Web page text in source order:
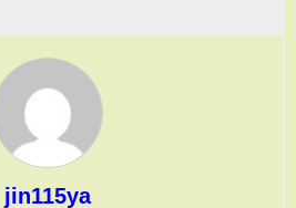
jin115ya